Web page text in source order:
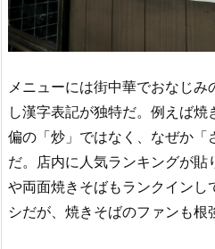
メニューには街中華でおなじ
し漢字表記が独特だ。例えば
偏の「炒」ではなく、なぜか
だ。店内に人気ランキングが
や両面焼きそばもランクインし
シだが、焼きそばのファンも根